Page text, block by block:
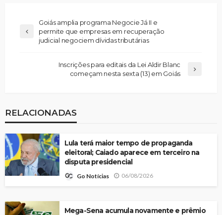
Goiás amplia programa Negocie Já II e
permite que empresas em recuperação
judicial negociem dívidas tributárias
Inscrições para editais da Lei Aldir Blanc
começam nesta sexta (13) em Goiás
RELACIONADAS
Lula terá maior tempo de propaganda
eleitoral; Caiado aparece em terceiro na
disputa presidencial
Go Notícias 06/08/2026
Mega-Sena acumula novamente e prêmio